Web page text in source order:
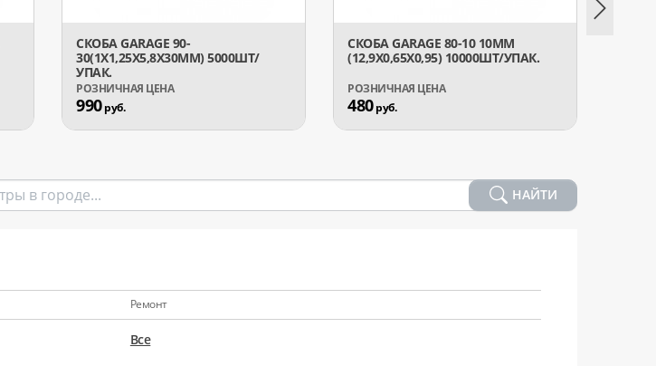
СКОБА GARAGE 90-
30(1Х1,25Х5,8Х30ММ) 5000ШТ/
УПАК.
990руб.
СКОБА GARAGE 80-10 10ММ
(12,9Х0,65Х0,95) 10000ШТ/УПАК.
480руб.
НАЙТИ
Ремонт
Все